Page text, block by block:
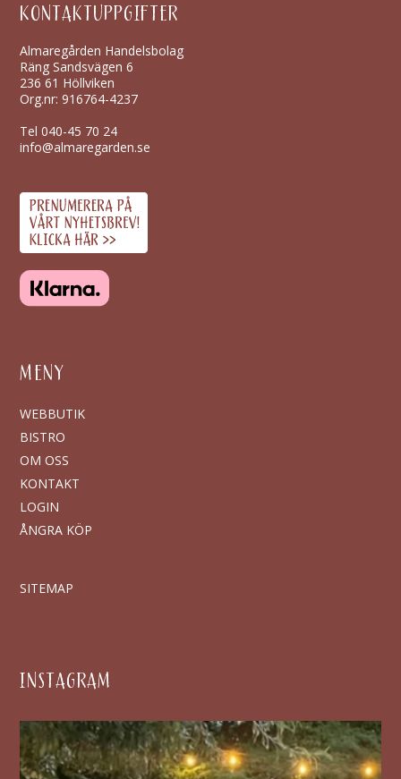
KONTAKTUPPGIFTER
Almaregården Handelsbolag
Räng Sandsvägen 6
236 61 Höllviken
Org.nr: 916764-4237
Tel040-45 70 24
info@almaregarden.se
MENY
WEBBUTIK
BISTRO
OM OSS
KONTAKT
LOGIN
ÅNGRA KÖP
SITEMAP
INSTAGRAM